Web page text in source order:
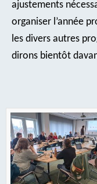
ajustements
organiser l’année
les divers autres
dirons bientôt